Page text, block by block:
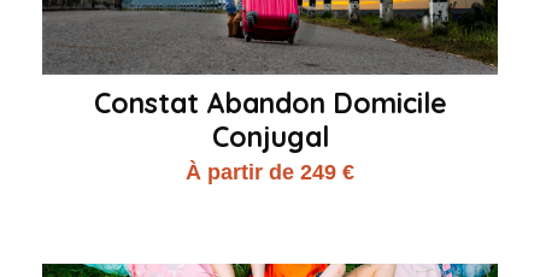
Constat Abandon Domicile
Conjugal
À partir de 249 €